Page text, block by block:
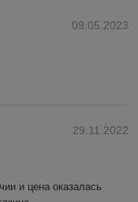
09.05.2023
29.11.2022
и цена оказалась